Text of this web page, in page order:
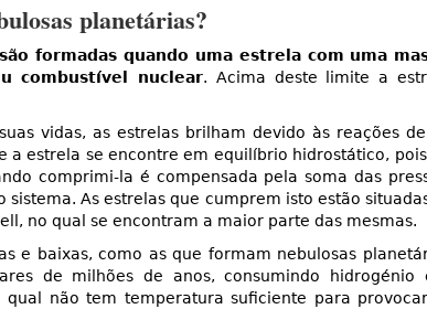
planetárias?
formadas quando uma estrela com uma
combustível nuclear. Acima deste limite a
vidas, as estrelas brilham devido às reações
a estrela se encontre em equilíbrio hidrostático,
comprimi-la é compensada pela soma das
As estrelas que cumprem isto estão
no qual se encontram a maior parte das mesmas.
e baixas, como as que formam nebulosas
de milhões de anos, consumindo
qual não tem temperatura suficiente para